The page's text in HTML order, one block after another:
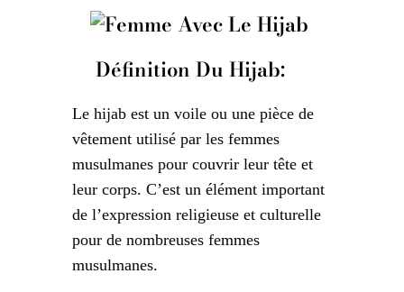
Définition Du Hijab:
Le hijab est un voile ou une pièce de
vêtement utilisé par les femmes
musulmanes pour couvrir leur tête et
leur corps. C’est un élément important
de l’expression religieuse et culturelle
pour de nombreuses femmes
musulmanes.